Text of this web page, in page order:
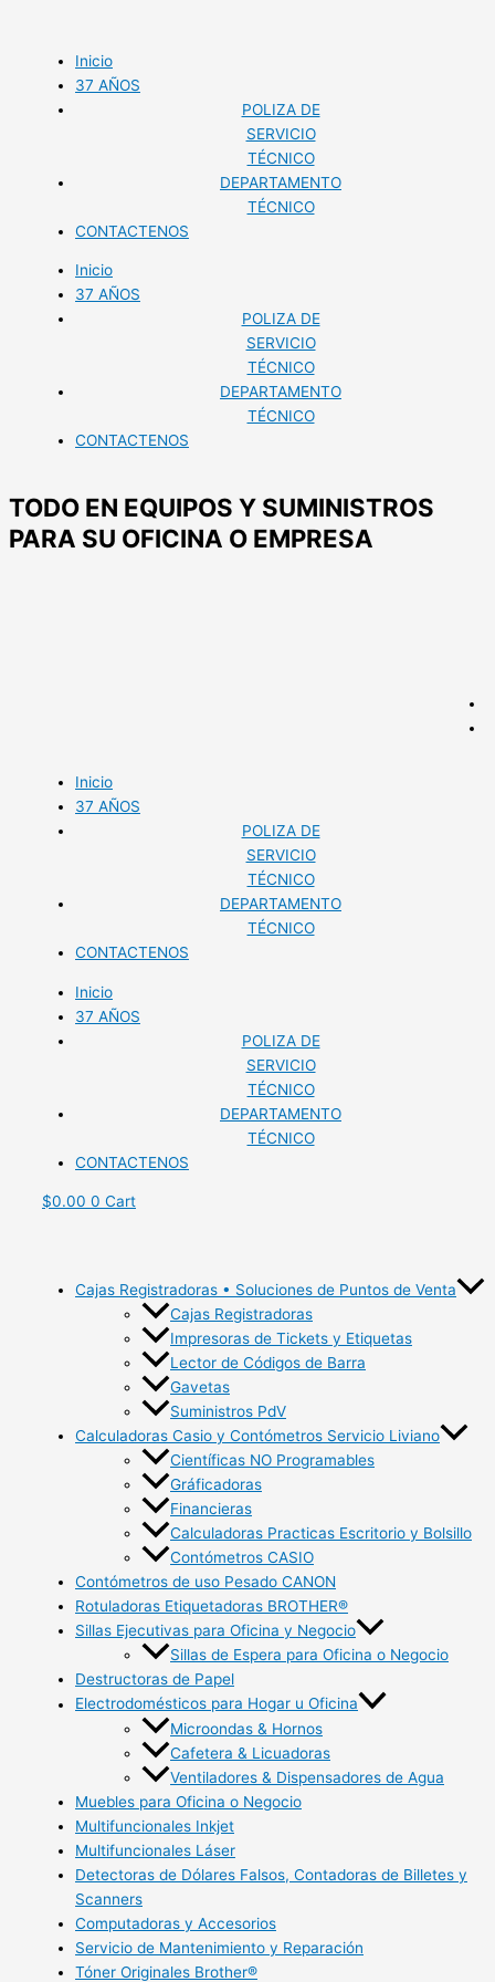
contenidoInicio
37 AÑOS
POLIZA DE
SERVICIO
TÉCNICO
DEPARTAMENTO
TÉCNICO
CONTACTENOS
Inicio
37 AÑOS
POLIZA DE
SERVICIO
TÉCNICO
DEPARTAMENTO
TÉCNICO
CONTACTENOS
TODO EN EQUIPOS Y SUMINISTROS
PARA SU OFICINA O EMPRESA
Inicio
37 AÑOS
POLIZA DE
SERVICIO
TÉCNICO
DEPARTAMENTO
TÉCNICO
CONTACTENOS
Inicio
37 AÑOS
POLIZA DE
SERVICIO
TÉCNICO
DEPARTAMENTO
TÉCNICO
CONTACTENOS
$0.00 0 Cart
Cajas Registradoras • Soluciones de Puntos de Venta
Cajas Registradoras
Impresoras de Tickets y Etiquetas
Lector de Códigos de Barra
Gavetas
Suministros PdV
Calculadoras Casio y Contómetros Servicio Liviano
Científicas NO Programables
Gráficadoras
Financieras
Calculadoras Practicas Escritorio y Bolsillo
Contómetros CASIO
Contómetros de uso Pesado CANON
Rotuladoras Etiquetadoras BROTHER®
Sillas Ejecutivas para Oficina y Negocio
Sillas de Espera para Oficina o Negocio
Destructoras de Papel
Electrodomésticos para Hogar u Oficina
Microondas & Hornos
Cafetera & Licuadoras
Ventiladores & Dispensadores de Agua
Muebles para Oficina o Negocio
Multifuncionales Inkjet
Multifuncionales Láser
Detectoras de Dólares Falsos, Contadoras de Billetes y
Scanners
Computadoras y Accesorios
Servicio de Mantenimiento y Reparación
Tóner Originales Brother®